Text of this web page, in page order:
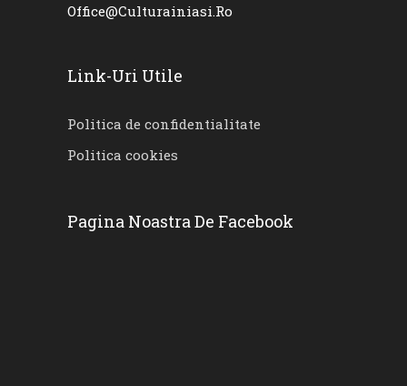
Office@culturainiasi.ro
Link-Uri Utile
Politica de confidentialitate
Politica cookies
Pagina Noastra De Facebook